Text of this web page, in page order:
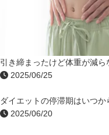
引き締まったけど体重が減
2025/06/25
ダイエットの停滞期はいつ
2025/06/20